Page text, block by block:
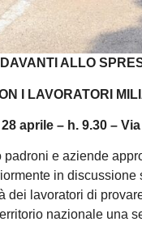
ALLO
I LAVORATORI
28 aprile – h. 9.30 –
e aziende
in
lavoratori di
nazionale una